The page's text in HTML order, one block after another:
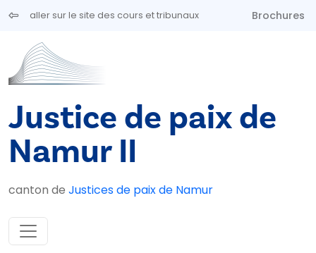
Aller au contenu principal
aller sur le site des cours et tribunaux Brochures
Justice de paix de
Namur II
canton de Justices de paix de Namur